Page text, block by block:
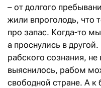
– от долгого
жили впроголодь, что
про запас. Когда-то
а проснулись в
рабского сознания,
выяснилось, рабом
свободной стране. А к